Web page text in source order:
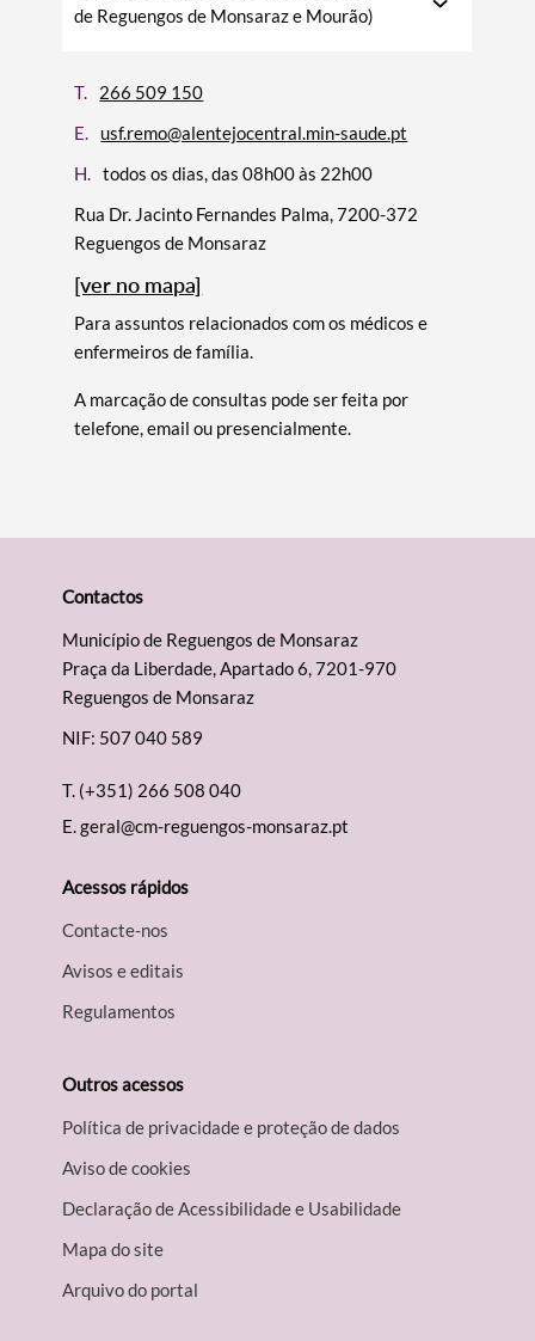
de Reguengos de Monsaraz e Mourão)
T.
266 509 150
E.
usf.remo@alentejocentral.min-saude.pt
H. todos os dias, das 08h00 às 22h00
Rua Dr. Jacinto Fernandes Palma, 7200-372
Reguengos de Monsaraz
[ver no mapa]
Para assuntos relacionados com os médicos e
enfermeiros de família.
A marcação de consultas pode ser feita por
telefone, email ou presencialmente.
Contactos
Município de Reguengos de Monsaraz
Praça da Liberdade, Apartado 6, 7201-970
Reguengos de Monsaraz
NIF: 507 040 589
T. (+351) 266 508 040
E.geral@cm-reguengos-monsaraz.pt
Acessos rápidos
Contacte-nos
Avisos e editais
Regulamentos
Outros acessos
Política de privacidade e proteção de dados
Aviso de cookies
Declaração de Acessibilidade e Usabilidade
Mapa do site
Arquivo do portal